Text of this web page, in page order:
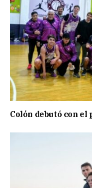
Colón debutó con